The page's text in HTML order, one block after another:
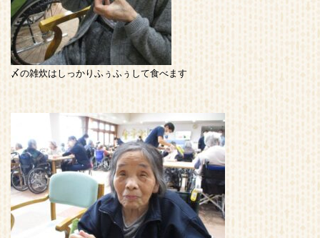
〆の雑炊はしっかりふぅふぅして食べます